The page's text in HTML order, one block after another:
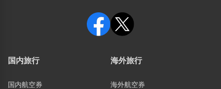
国内旅行
国内航空券
海外旅行
海外航空券